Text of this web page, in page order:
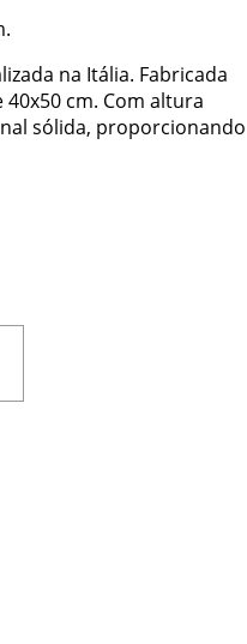
na Itália. Fabricada
cm. Com altura
sólida, proporcionando